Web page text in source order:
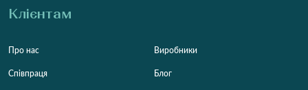
Клієнтам
Про нас
Співпраця
Виробники
Блог